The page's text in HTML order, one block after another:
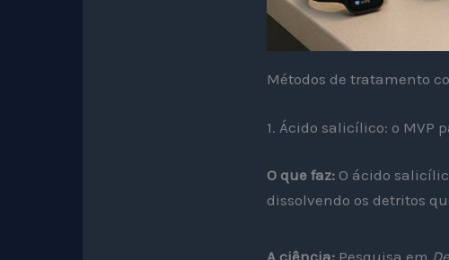
Métodos de tratamento
1. Ácido salicílico: o MVP
O que faz: O ácido
dissolvendo os detritos
A ciência: Pesquisa em